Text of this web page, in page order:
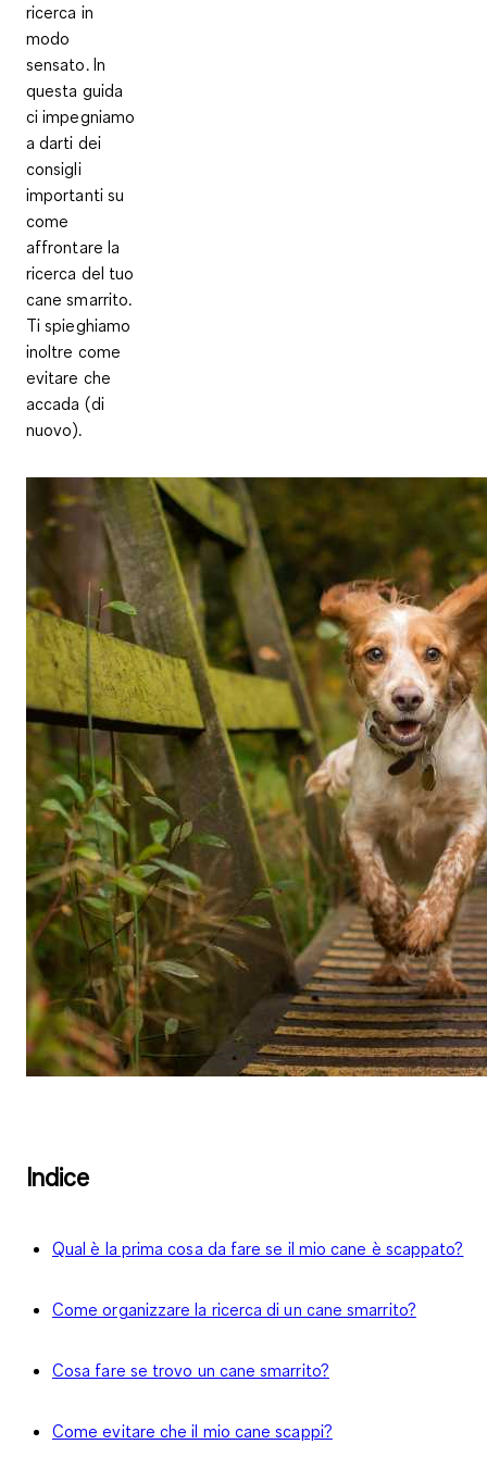
ricerca in
modo
sensato. In
questa guida
ci impegniamo
a darti dei
consigli
importanti su
come
affrontare la
ricerca del tuo
cane smarrito.
Ti spieghiamo
inoltre come
evitare che
accada (di
nuovo).
Indice
Qual è la prima cosa da fare se il mio cane è scappato?
Come organizzare la ricerca di un cane smarrito?
Cosa fare se trovo un cane smarrito?
Come evitare che il mio cane scappi?